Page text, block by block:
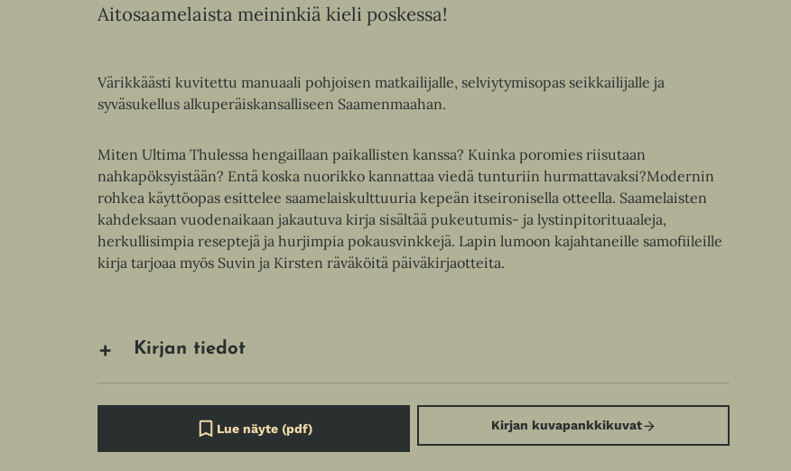
Aitosaamelaista meininkiä kieli poskessa!
Värikkäästi kuvitettu manuaali pohjoisen matkailijalle, selviytymisopas seikkailijalle ja
syväsukellus alkuperäiskansalliseen Saamenmaahan.
Miten Ultima Thulessa hengaillaan paikallisten kanssa? Kuinka poromies riisutaan
nahkapöksyistään? Entä koska nuorikko kannattaa viedä tunturiin hurmattavaksi?Modernin
rohkea käyttöopas esittelee saamelaiskulttuuria kepeän itseironisella otteella. Saamelaisten
kahdeksaan vuodenaikaan jakautuva kirja sisältää pukeutumis- ja lystinpitorituaaleja,
herkullisimpia reseptejä ja hurjimpia pokausvinkkejä. Lapin lumoon kajahtaneille samofiileille
kirja tarjoaa myös Suvin ja Kirsten räväköitä päiväkirjaotteita.
Kirjan tiedot
Lue näyte (pdf)
A
u
Kirjan kuvapankkikuvat